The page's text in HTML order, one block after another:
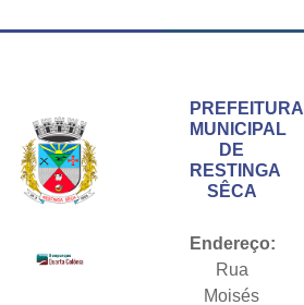
PREFEITURA
MUNICIPAL
DE
RESTINGA
SÊCA
Endereço:
Rua
Moisés